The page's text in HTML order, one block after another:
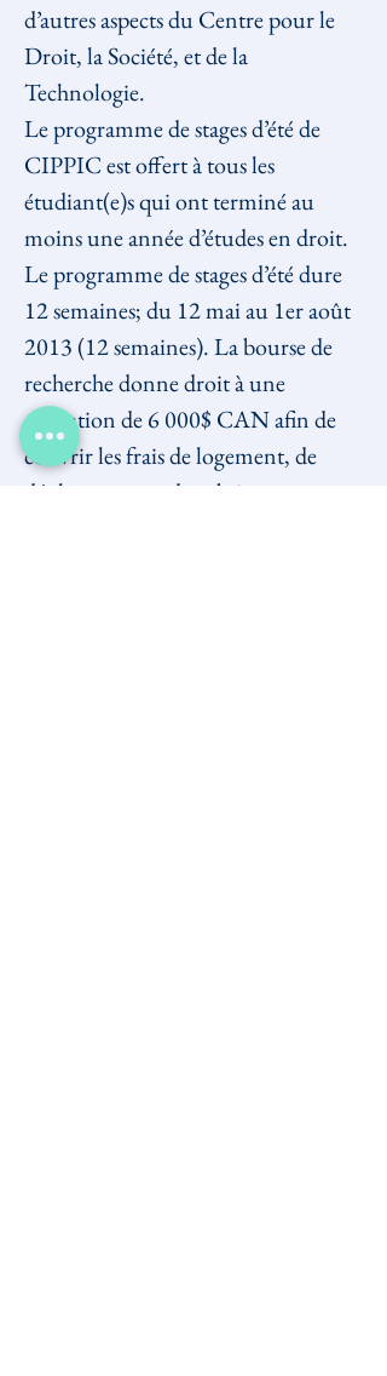
d’autres aspects du Centre pour le
Droit, la Société, et de la
Technologie.
Le programme de stages d’été de
CIPPIC est offert à tous les
étudiant(e)s qui ont terminé au
moins une année d’études en droit.
Le programme de stages d’été dure
12 semaines; du 12 mai au 1er août
2013 (12 semaines). La bourse de
recherche donne droit à une
allocation de 6 000$ CAN afin de
couvrir les frais de logement, de
déplacement et de subsistance